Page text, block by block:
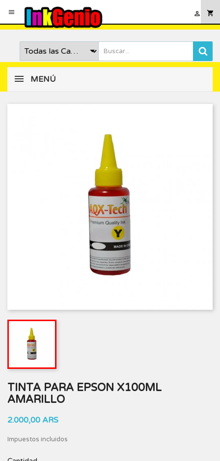
 shopping_cart

MENÚ
TINTA PARA EPSON X100ML
AMARILLO
2.000,00 ARS
Impuestos incluidos